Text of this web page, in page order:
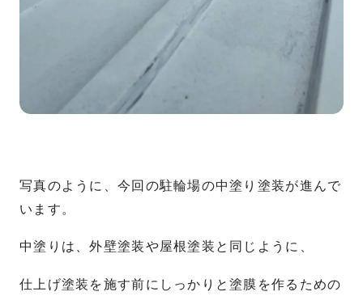
写真のように、今回の駐輪場の中塗り塗装が進んで
います。
中塗りは、外壁塗装や屋根塗装と同じように、
仕上げ塗装を施す前にしっかりと塗膜を作るための